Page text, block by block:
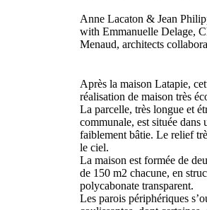
Anne Lacaton & Jean
with Emmanuelle Delage,
Menaud, architects
Après la maison Latapie,
réalisation de maison très
La parcelle, très longue et
communale, est située dans
faiblement bâtie. Le relief
le ciel.
La maison est formée de
de 150 m2 chacune, en
polycabonate transparent.
Les parois périphériques